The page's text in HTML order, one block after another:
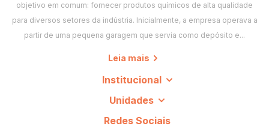
objetivo em comum: fornecer produtos químicos de alta qualidade
para diversos setores da indústria. Inicialmente, a empresa operava a
partir de uma pequena garagem que servia como depósito e...
Leia mais
Institucional
Unidades
Redes Sociais